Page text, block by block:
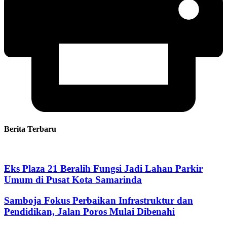
Berita Terbaru
Eks Plaza 21 Beralih Fungsi Jadi Lahan Parkir
Umum di Pusat Kota Samarinda
Samboja Fokus Perbaikan Infrastruktur dan
Pendidikan, Jalan Poros Mulai Dibenahi